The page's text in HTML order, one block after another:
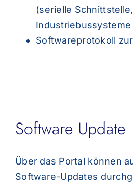
(serielle Schnittstelle,
Industriebussysteme
Softwareprotokoll
Software Update
Über das Portal können
Software-Updates